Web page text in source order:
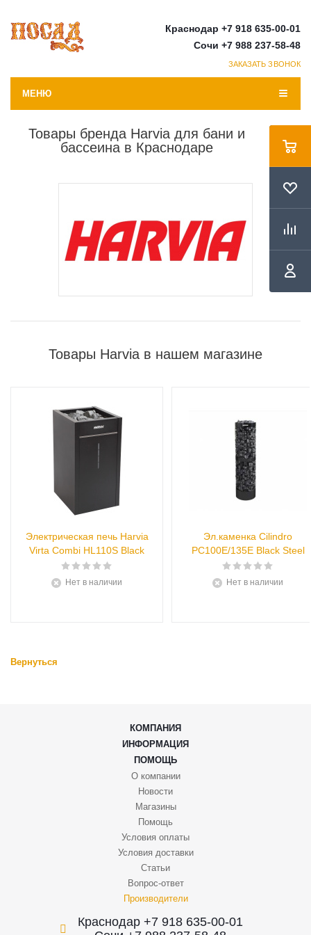
Краснодар +7 918 635-00-01
Сочи +7 988 237-58-48
ЗАКАЗАТЬ ЗВОНОК
МЕНЮ
Товары бренда Harvia для бани и
бассеина в Краснодаре
Товары Harvia в нашем магазине
Электрическая печь Harvia
Virta Combi HL110S Black
Нет в наличии
Эл.каменка Cilindro
PC100E/135E Black Steel
Нет в наличии
Вернуться
КОМПАНИЯ
ИНФОРМАЦИЯ
ПОМОЩЬ
О компании
Новости
Магазины
Помощь
Условия оплаты
Условия доставки
Статьи
Вопрос-ответ
Производители
Краснодар +7 918 635-00-01